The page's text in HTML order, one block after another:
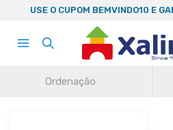
USE O CUPOM BEMVINDO10 E
Ordenação